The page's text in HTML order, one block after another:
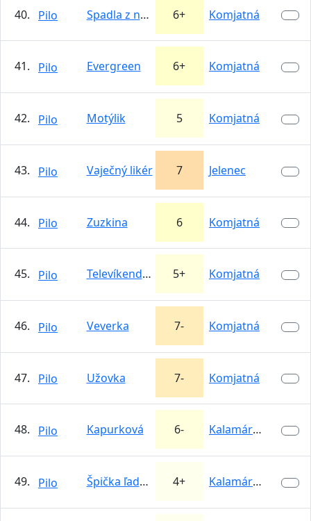
40. Pilo Spadla z neba 6+ Komjatná
41. Pilo Evergreen 6+ Komjatná
42. Pilo Motýlik 5 Komjatná
43. Pilo Vaječný likér 7 Jelenec
44. Pilo Zuzkina 6 Komjatná
45. Pilo Televíkendová 5+ Komjatná
46. Pilo Veverka 7- Komjatná
47. Pilo Užovka 7- Komjatná
48. Pilo Kapurková 6- Kalamárka
49. Pilo Špička ľadovca 4+ Kalamárka